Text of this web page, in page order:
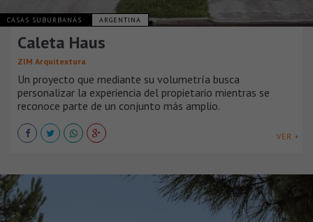
CASAS SUBURBANAS ARGENTINA
Caleta Haus
ZIM Arquitextura
Un proyecto que mediante su volumetría busca
personalizar la experiencia del propietario mientras se
reconoce parte de un conjunto más amplio.
VER +